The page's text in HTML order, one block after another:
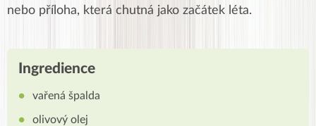
nebo příloha, která chutná jako začátek léta.
Ingredience
vařená špalda
olivový olej